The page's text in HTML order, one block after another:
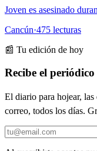
Joven es asesinado
Cancún·475 lecturas
📰 Tu edición de hoy
Recibe el
El diario para hojear,
correo, todos los días.